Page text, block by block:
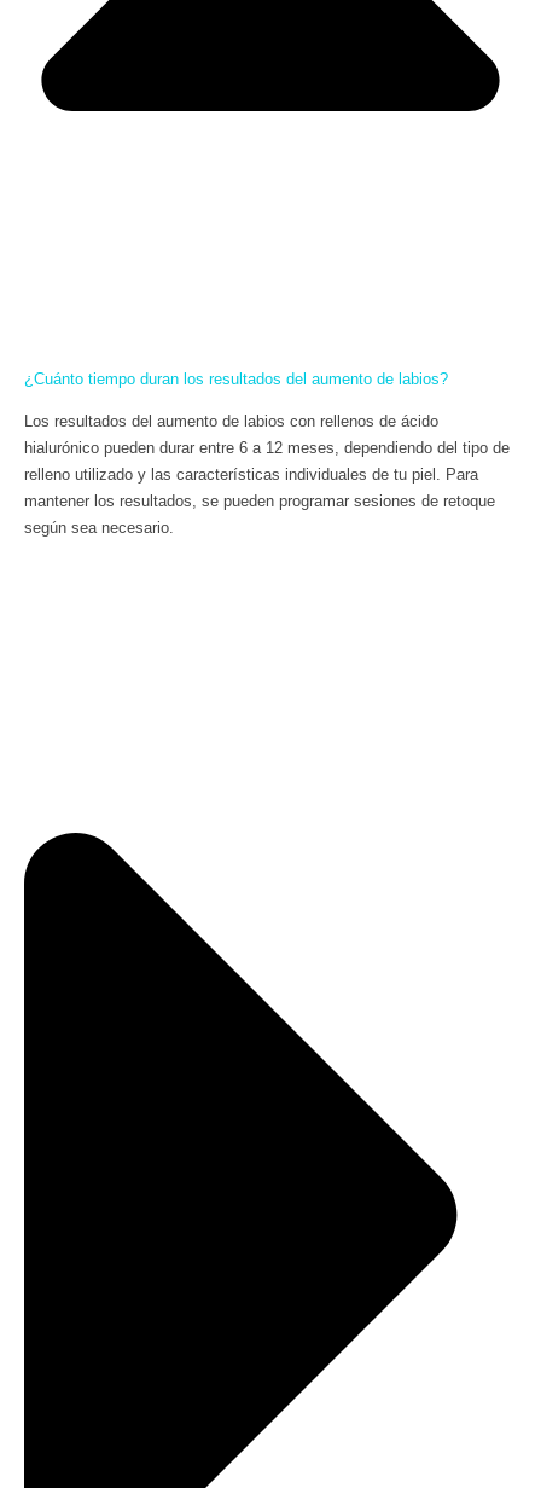
¿Cuánto tiempo duran los resultados del aumento de labios?
Los resultados del aumento de labios con rellenos de ácido
hialurónico pueden durar entre 6 a 12 meses, dependiendo del tipo de
relleno utilizado y las características individuales de tu piel. Para
mantener los resultados, se pueden programar sesiones de retoque
según sea necesario.